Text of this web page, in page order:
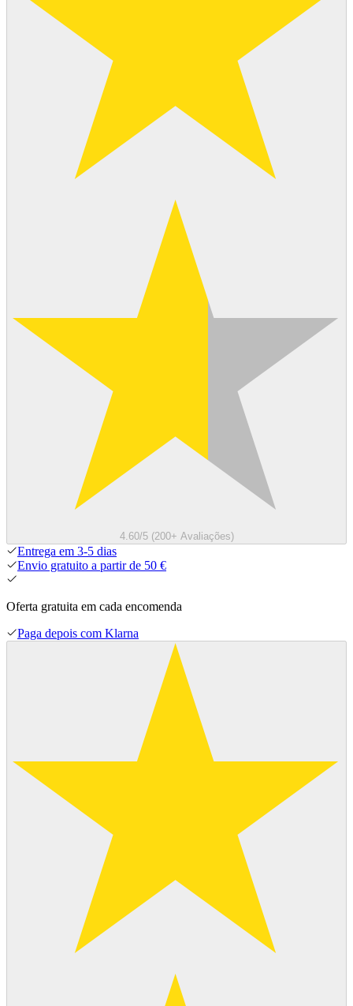
4.60/5 (200+ Avaliações)
Entrega em 3-5 dias
Envio gratuito a partir de 50 €
Oferta gratuita em cada encomenda
Paga depois com Klarna